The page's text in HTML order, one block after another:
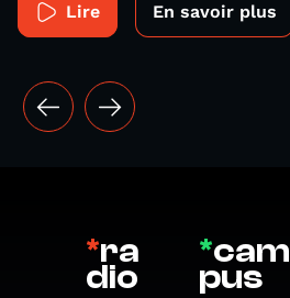
Lire En savoir plus
*ra
dio
*cam
pus